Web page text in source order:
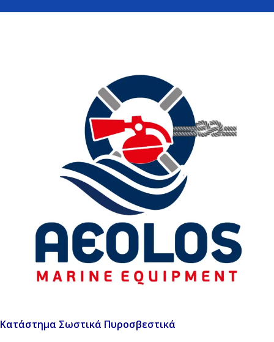
Κατάστημα Σωστικά Πυροσβεστικά